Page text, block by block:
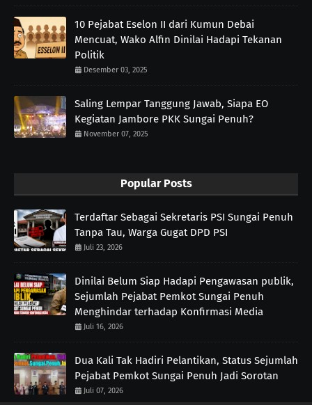
10 Pejabat Eselon II dari Kumun Debai
Mencuat, Wako Alfin Dinilai Hadapi Tekanan
Politik
Desember 03, 2025
Saling Lempar Tanggung Jawab, Siapa EO
Kegiatan Jambore PKK Sungai Penuh?
November 07, 2025
Popular Posts
Terdaftar Sebagai Sekretaris PSI Sungai Penuh
Tanpa Tau, Warga Gugat DPD PSI
Juli 23, 2026
Dinilai Belum Siap Hadapi Pengawasan publik,
Sejumlah Pejabat Pemkot Sungai Penuh
Menghindar terhadap Konfirmasi Media
Juli 16, 2026
Dua Kali Tak Hadiri Pelantikan, Status Sejumlah
Pejabat Pemkot Sungai Penuh Jadi Sorotan
Juli 07, 2026